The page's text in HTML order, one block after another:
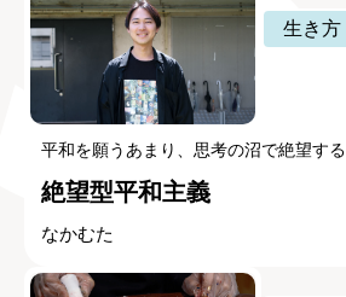
生き方
平和を願うあまり、思考の沼で絶望する
絶望型平和主義
なかむた